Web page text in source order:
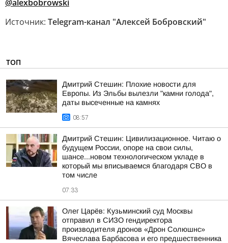
@alexbobrowski
Источник: Telegram-канал "Алексей Бобровский"
ТОП
Дмитрий Стешин: Плохие новости для
Европы. Из Эльбы вылезли "камни голода",
даты высеченные на камнях
08:57
Дмитрий Стешин: Цивилизационное. Читаю о
будущем России, опоре на свои силы,
шансе...новом технологическом укладе в
который мы вписываемся благодаря СВО в
том числе
07:33
Олег Царёв: Кузьминский суд Москвы
отправил в СИЗО гендиректора
производителя дронов «Дрон Солюшнс»
Вячеслава Барбасова и его предшественника